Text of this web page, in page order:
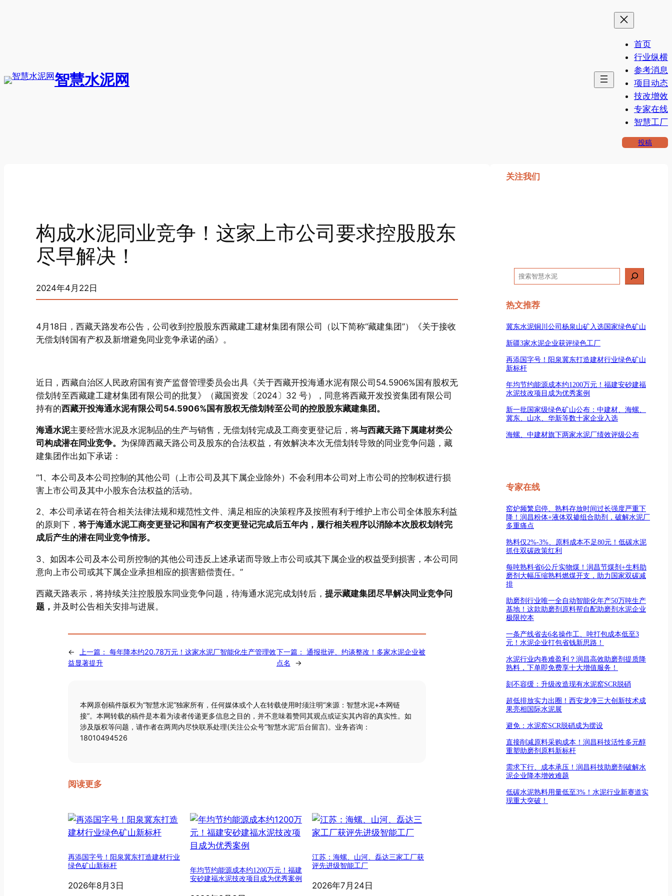
智慧水泥网
首页
行业纵横
参考消息
项目动态
技改增效
专家在线
智慧工厂
投稿
构成水泥同业竞争！这家上市公司要求控股股东
尽早解决！
2024年4月22日
4月18日，西藏天路发布公告，公司收到控股股东西藏建工建材集团有限公司（以下简称“藏建集团”）《关于接收
无偿划转国有产权及新增避免同业竞争承诺的函》。
近日，西藏自治区人民政府国有资产监督管理委员会出具《关于西藏开投海通水泥有限公司54.5906%国有股权无
偿划转至西藏建工建材集团有限公司的批复》（藏国资发〔2024〕32 号），同意将西藏开发投资集团有限公司
持有的西藏开投海通水泥有限公司54.5906%国有股权无偿划转至公司的控股股东藏建集团。
海通水泥主要经营水泥及水泥制品的生产与销售，无偿划转完成及工商变更登记后，将与西藏天路下属建材类公
司构成潜在同业竞争。 为保障西藏天路公司及股东的合法权益，有效解决本次无偿划转导致的同业竞争问题，藏
建集团作出如下承诺：
“1、本公司及本公司控制的其他公司（上市公司及其下属企业除外）不会利用本公司对上市公司的控制权进行损
害上市公司及其中小股东合法权益的活动。
2、本公司承诺在符合相关法律法规和规范性文件、满足相应的决策程序及按照有利于维护上市公司全体股东利益
的原则下，将于海通水泥工商变更登记和国有产权变更登记完成后五年内，履行相关程序以消除本次股权划转完
成后产生的潜在同业竞争情形。
3、如因本公司及本公司所控制的其他公司违反上述承诺而导致上市公司或其下属企业的权益受到损害，本公司同
意向上市公司或其下属企业承担相应的损害赔偿责任。”
西藏天路表示，将持续关注控股股东同业竞争问题，待海通水泥完成划转后， 提示藏建集团尽早解决同业竞争问
题， 并及时公告相关安排与进展。
← 上一篇： 每年降本约20.78万元！这家水泥厂智能化生产管理效
益显著提升
下一篇： 通报批评、约谈整改！多家水泥企业被
点名
→
本网原创稿件版权为“智慧水泥”独家所有，任何媒体或个人在转载使用时须注明“来源：智慧水泥+本网链
接”。本网转载的稿件是本着为读者传递更多信息之目的，并不意味着赞同其观点或证实其内容的真实性。如
涉及版权等问题，请作者在两周内尽快联系处理(关注公众号“智慧水泥”后台留言)。业务咨询：
18010494526
阅读更多
再添国字号！阳泉冀东打造建材行业
绿色矿山新标杆
2026年8月3日
年均节约能源成本约1200万元！福建
安砂建福水泥技改项目成为优秀案例
江苏：海螺、山河、磊达三家工厂获
评先进级智能工厂
2026年7月24日
关注我们
搜
索
热文推荐
冀东水泥铜川公司杨泉山矿入选国家绿色矿山
新疆3家水泥企业获评绿色工厂
再添国字号！阳泉冀东打造建材行业绿色矿山
新标杆
年均节约能源成本约1200万元！福建安砂建福
水泥技改项目成为优秀案例
新一批国家级绿色矿山公布：中建材、海螺、
冀东、山水、华新等数十家企业入选
海螺、中建材旗下两家水泥厂绩效评级公布
专家在线
窑炉频繁启停、熟料存放时间过长强度严重下
降！润昌粉体+液体双掺组合助剂，破解水泥厂
多重痛点
熟料仅2%-3%、原料成本不足80元！低碳水泥
抓住双碳政策红利
每吨熟料省6公斤实物煤！润昌节煤剂+生料助
磨剂大幅压缩熟料燃煤开支，助力国家双碳减
排
助磨剂行业唯一全自动智能化年产50万吨生产
基地！这款助磨剂原料帮自配助磨剂水泥企业
极限控本
一条产线省去6名操作工、吨打包成本低至3
元！水泥企业打包省钱新思路！
水泥行业内卷难盈利？润昌高效助磨剂提质降
熟料，下单即免费享十大增值服务！
刻不容缓：升级改造现有水泥窑SCR脱硝
超低排放实力出圈！西安龙净三大创新技术成
果亮相国际水泥展
避免：水泥窑SCR脱硝成为摆设
直接削减原料采购成本！润昌科技活性多元醇
重塑助磨剂原料新标杆
需求下行、成本承压！润昌科技助磨剂破解水
泥企业降本增效难题
低碳水泥熟料用量低至3%！水泥行业新赛道实
现重大突破！